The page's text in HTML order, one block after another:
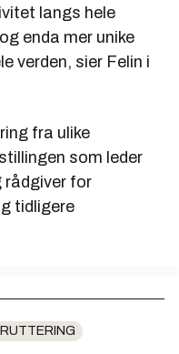
langs hele
enda mer unike
verden, sier Felin i
fra ulike
som leder
rådgiver for
tidligere